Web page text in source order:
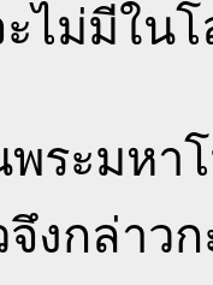
ะไม่มีใน
พระมหา
จึงกล่าว